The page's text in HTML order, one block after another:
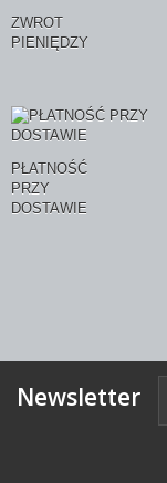
ZWROT
PIENIĘDZY
PŁATNOŚĆ
PRZY
DOSTAWIE
Newsletter